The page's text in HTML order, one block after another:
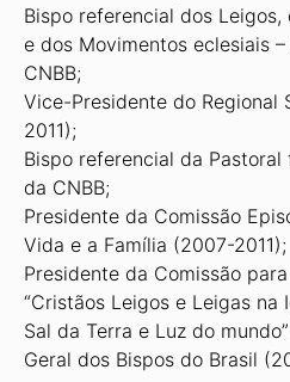
Bispo referencial dos
e dos Movimentos eclesiais
CNBB;
Vice-Presidente do Regional
2011);
Bispo referencial da Pastoral
da CNBB;
Presidente da Comissão
Vida e a Família (2007-2011);
Presidente da Comissão
“Cristãos Leigos e Leigas na
Sal da Terra e Luz do
Geral dos Bispos do Brasil